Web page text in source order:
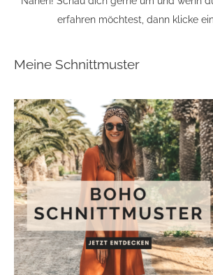
erfahren möchtest, dann klicke
Meine Schnittmuster